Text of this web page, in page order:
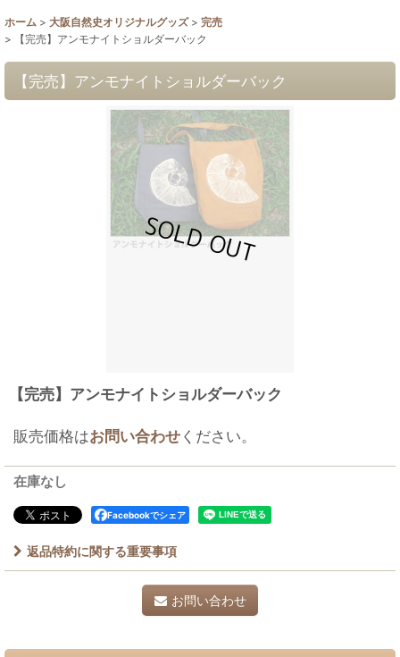
ホーム > 大阪自然史オリジナルグッズ > 完売
>
【完売】アンモナイトショルダーバック
【完売】アンモナイトショルダーバック
【完売】アンモナイトショルダーバック
販売価格はお問い合わせください。
在庫なし
Facebookでシェア
返品特約に関する重要事項
お問い合わせ